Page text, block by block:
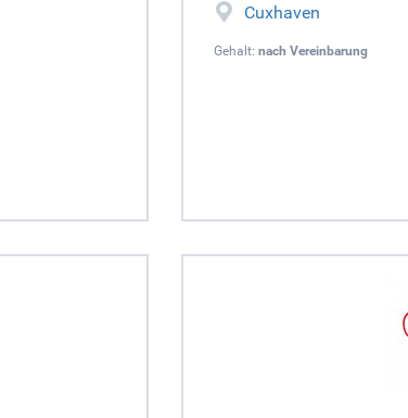
Cuxhaven
Gehalt: nach Vereinbarung